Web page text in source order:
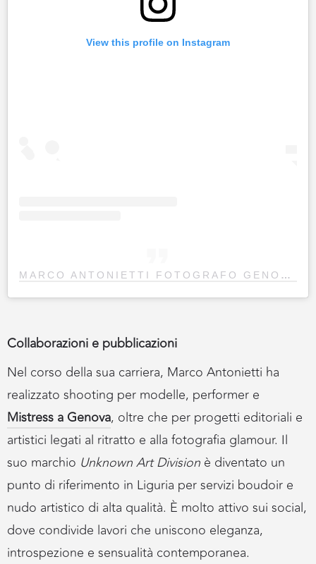
View this profile on Instagram
MARCO ANTONIETTI FOTOGRAFO GENOVA
Collaborazioni e pubblicazioni
Nel corso della sua carriera, Marco Antonietti ha
realizzato shooting per modelle, performer e
Mistress a Genova, oltre che per progetti editoriali e
artistici legati al ritratto e alla fotografia glamour. Il
suo marchio Unknown Art Division è diventato un
punto di riferimento in Liguria per servizi boudoir e
nudo artistico di alta qualità. È molto attivo sui social,
dove condivide lavori che uniscono eleganza,
introspezione e sensualità contemporanea.